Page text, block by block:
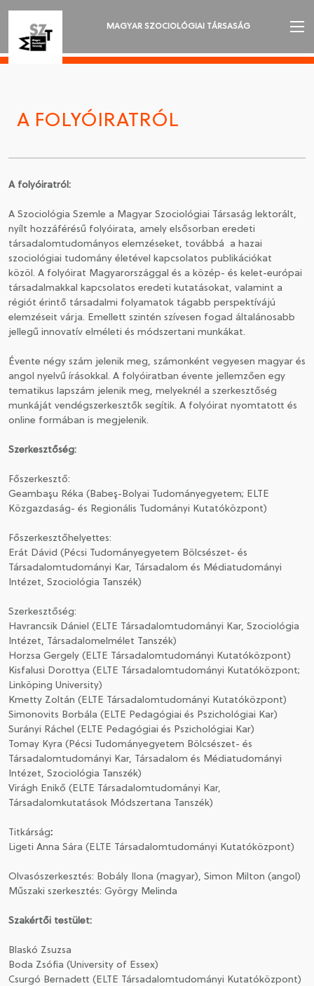
MAGYAR SZOCIOLÓGIAI TÁRSASÁG
DÍJAK
NYELVVÁLASZTÁS
TAGSÁGOMAT
A FOLYÓIRATRÓL
A folyóiratról:
A Szociológia Szemle a Magyar Szociológiai Társaság lektorált,
nyílt hozzáférésű folyóirata, amely elsősorban eredeti
társadalomtudományos elemzéseket, továbbá a hazai
szociológiai tudomány életével kapcsolatos publikációkat
közöl. A folyóirat Magyarországgal és a közép- és kelet-európai
társadalmakkal kapcsolatos eredeti kutatásokat, valamint a
régiót érintő társadalmi folyamatok tágabb perspektívájú
elemzéseit várja. Emellett szintén szívesen fogad általánosabb
jellegű innovatív elméleti és módszertani munkákat.
Évente négy szám jelenik meg, számonként vegyesen magyar és
angol nyelvű írásokkal. A folyóiratban évente jellemzően egy
tematikus lapszám jelenik meg, melyeknél a szerkesztőség
munkáját vendégszerkesztők segítik. A folyóirat nyomtatott és
online formában is megjelenik.
Szerkesztőség:
Főszerkesztő:
Geambaşu Réka (Babeş-Bolyai Tudományegyetem; ELTE
Közgazdaság- és Regionális Tudományi Kutatóközpont)
Főszerkesztőhelyettes:
Erát Dávid (Pécsi Tudományegyetem Bölcsészet- és
Társadalomtudományi Kar, Társadalom és Médiatudományi
Intézet, Szociológia Tanszék)
Szerkesztőség:
Havrancsik Dániel (ELTE Társadalomtudományi Kar, Szociológia
Intézet, Társadalomelmélet Tanszék)
Horzsa Gergely (ELTE Társadalomtudományi Kutatóközpont)
Kisfalusi Dorottya (ELTE Társadalomtudományi Kutatóközpont;
Linköping University)
Kmetty Zoltán (ELTE Társadalomtudományi Kutatóközpont)
Simonovits Borbála (ELTE Pedagógiai és Pszichológiai Kar)
Surányi Ráchel (ELTE Pedagógiai és Pszichológiai Kar)
Tomay Kyra (Pécsi Tudományegyetem Bölcsészet- és
Társadalomtudományi Kar, Társadalom és Médiatudományi
Intézet, Szociológia Tanszék)
Virágh Enikő (ELTE Társadalomtudományi Kar,
Társadalomkutatások Módszertana Tanszék)
Titkárság:
Ligeti Anna Sára (ELTE Társadalomtudományi Kutatóközpont)
Olvasószerkesztés: Bobály Ilona (magyar), Simon Milton (angol)
Műszaki szerkesztés: György Melinda
Szakértői testület:
Blaskó Zsuzsa
Boda Zsófia (University of Essex)
Csurgó Bernadett (ELTE Társadalomtudományi Kutatóközpont)